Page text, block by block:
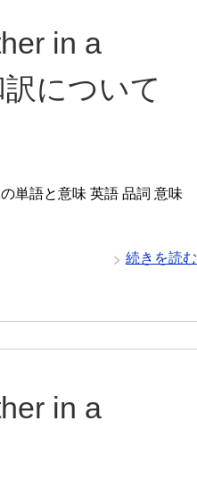
in a
について
単語と意味 英語 品詞 意味
続きを読む
in a